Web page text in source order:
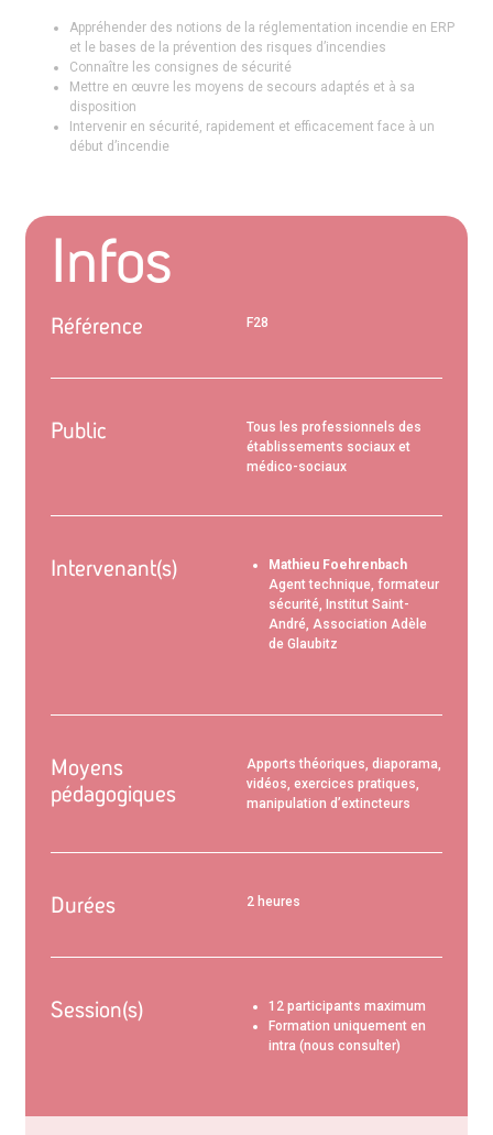
Appréhender des notions de la réglementation incendie en ERP
et le bases de la prévention des risques d’incendies
Connaître les consignes de sécurité
Mettre en œuvre les moyens de secours adaptés et à sa
disposition
Intervenir en sécurité, rapidement et efficacement face à un
début d’incendie
Infos
Référence F28
Public
Tous les professionnels des
établissements sociaux et
médico-sociaux
Intervenant(s)
Mathieu Foehrenbach
Agent technique, formateur
sécurité, Institut Saint-
André, Association Adèle
de Glaubitz
Moyens
pédagogiques
Apports théoriques, diaporama,
vidéos, exercices pratiques,
manipulation d’extincteurs
Durées 2 heures
Session(s)
12 participants maximum
Formation uniquement en
intra (nous consulter)